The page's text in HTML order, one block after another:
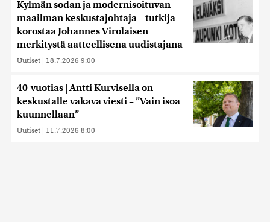
Kylmän sodan ja modernisoituvan
maailman keskustajohtaja – tutkija
korostaa Johannes Virolaisen
merkitystä aatteellisena uudistajana
Uutiset | 18.7.2026 9:00
40-vuotias | Antti Kurvisella on
keskustalle vakava viesti – ”Vain isoa
kuunnellaan”
Uutiset | 11.7.2026 8:00